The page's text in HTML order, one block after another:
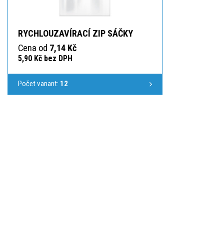
RYCHLOUZAVÍRACÍ ZIP SÁČKY
Cena od 7,14 Kč
5,90 Kč bez DPH
Počet variant: 12